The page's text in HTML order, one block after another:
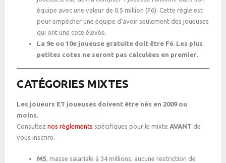
équipe avec une valeur de 0.5 million (F6). Cette règle est
pour empêcher une équipe d’avoir seulement des joueuses
qui ont une cote élevée.
La 9e ou 10e joueuse gratuite doit être F6. Les plus
petites cotes ne seront pas calculées en premier.
CATÉGORIES MIXTES
Les joueurs ET joueuses doivent être nés en 2009 ou
moins.
Consultez nos règlements spécifiques pour le mixte AVANT de
vous inscrire.
M5, masse salariale à 34 millions, aucune restriction de